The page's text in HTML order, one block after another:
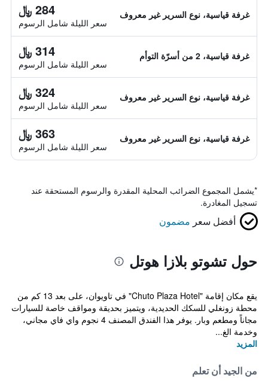
غرفة قياسية، نوع السرير غير معروف 284 ﷼
سعر الليلة شامل الرسوم
غرفة قياسية، 2 من أسرّة التوأم 314 ﷼
سعر الليلة شامل الرسوم
غرفة قياسية، نوع السرير غير معروف 324 ﷼
سعر الليلة شامل الرسوم
غرفة قياسية، نوع السرير غير معروف 363 ﷼
سعر الليلة شامل الرسوم
*يشمل المجموع الضرائب المحلية المقدرة والرسوم المستحقة عند
تسجيل المغادرة.
أفضل سعر مضمون
حول تشوتو بلازا هوتل
يقع مكان إقامة "Chuto Plaza Hotel" في تاويوان، على بعد 13 كم من
محطة زونغلي للسكك الحديدية، ويتميز بحديقة ومواقف خاصة للسيارات
مجاناً ومطعم وبار. يوفر هذا الفندق المصنف 4 نجوم واي فاي مجاني،
وخدمة الغ...
المزيد
من الجيد أن تعلم